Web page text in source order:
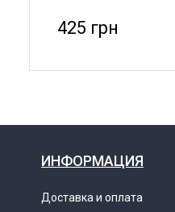
425 грн
ИНФОРМАЦИЯ
Доставка и оплата